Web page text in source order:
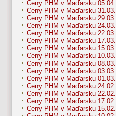
Ceny PHM v Maďarsku 05.04.
Ceny PHM v Maďarsku 31.03.
Ceny PHM v Maďarsku 29.03.
Ceny PHM v Maďarsku 24.03.
Ceny PHM v Maďarsku 22.03.
Ceny PHM v Maďarsku 17.03.
Ceny PHM v Maďarsku 15.03.
Ceny PHM v Maďarsku 10.03.
Ceny PHM v Maďarsku 08.03.
Ceny PHM v Maďarsku 03.03.
Ceny PHM v Maďarsku 01.03.
Ceny PHM v Maďarsku 24.02.
Ceny PHM v Maďarsku 22.02.
Ceny PHM v Maďarsku 17.02.
Ceny PHM v Maďarsku 15.02.